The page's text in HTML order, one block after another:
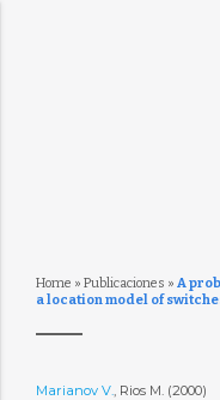
Home » Publicaciones » A
a location model of
Marianov V., Rios M. (2000)